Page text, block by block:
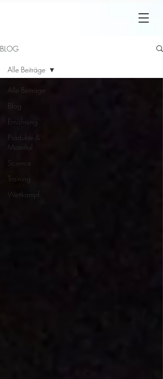
BLOG
Alle Beiträge
Blog
Ernährung
Produkte &
Material
Science
Training
Wettkampf
Alle Beiträge